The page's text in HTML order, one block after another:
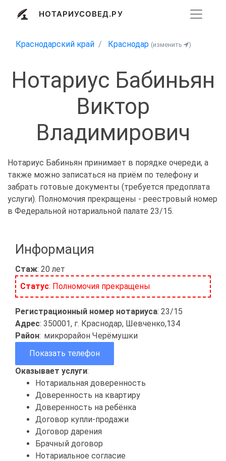
НОТАРИУСОВЕД.РУ
Краснодарский край Краснодар (изменить )
Нотариус Бабиньян
Виктор
Владимирович
Нотариус Бабиньян принимает в порядке очереди, а
также можно записаться на приём по телефону и
забрать готовые документы (требуется предоплата
услуги). Полномочия прекращены - реестровый номер
в Федеральной нотариальной палате 23/15.
Информация
Стаж: 20 лет
Статус: Полномочия прекращены
Регистрационный номер нотариуса: 23/15
Адрес: 350001, г. Краснодар, Шевченко,134
Район: микрорайон Черёмушки
Показать телефон
Оказывает услуги:
Нотариальная доверенность
Доверенность на квартиру
Доверенность на ребёнка
Договор купли-продажи
Договор дарения
Брачный договор
Нотариальное согласие